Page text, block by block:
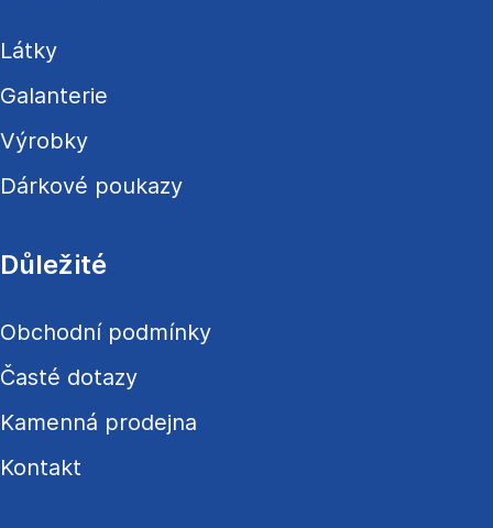
íLátky
Galanterie
Výrobky
Dárkové poukazy
Důležité
Obchodní podmínky
Časté dotazy
Kamenná prodejna
Kontakt